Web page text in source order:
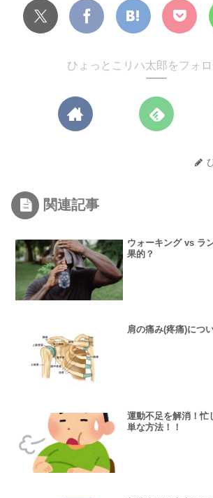
ひょっとこリハ太郎をフォ
関連記事
ウォーキング vs ラ
果的？
肩の痛み(疼痛)につ
運動不足を解消！忙
単な方法！！